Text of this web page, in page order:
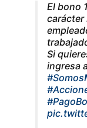
El bono
carácter
Si
ingresa